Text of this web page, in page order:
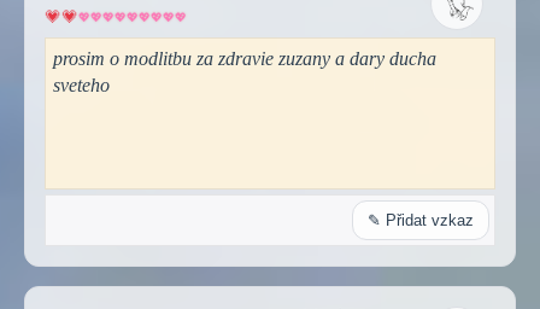
prosim o modlitbu za zdravie zuzany a dary ducha
sveteho
✎ Přidat vzkaz